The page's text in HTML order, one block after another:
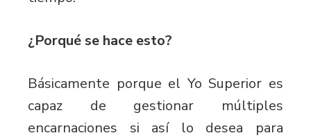
¿Porqué se hace esto?
Básicamente porque el Yo Superior es
capaz de gestionar múltiples
encarnaciones si así lo desea para